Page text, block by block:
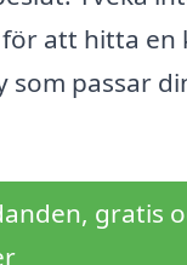
att hitta en
som passar
gratis